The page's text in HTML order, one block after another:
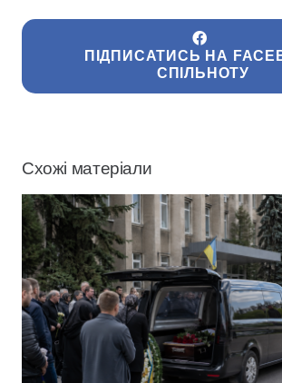
ПІДПИСАТИСЬ НА
СПІЛЬНОТУ
Схожі матеріали